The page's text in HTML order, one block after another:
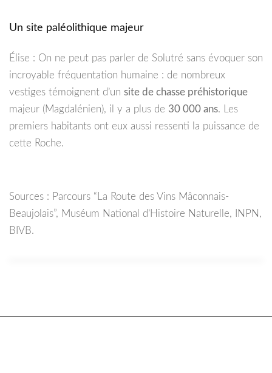
Un site paléolithique majeur
Élise : On ne peut pas parler de Solutré sans évoquer son
incroyable fréquentation humaine : de nombreux
vestiges témoignent d’un site de chasse préhistorique
majeur (Magdalénien), il y a plus de 30 000 ans. Les
premiers habitants ont eux aussi ressenti la puissance de
cette Roche.
Sources : Parcours “La Route des Vins Mâconnais-
Beaujolais”, Muséum National d’Histoire Naturelle, INPN,
BIVB.